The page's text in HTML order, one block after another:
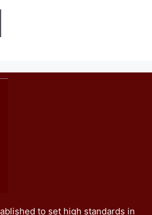
to set high standards in